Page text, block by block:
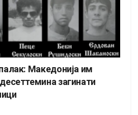
Македонија им
загинати